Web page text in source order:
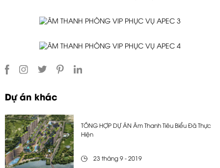
Dự án khác
TỔNG HỢP DỰ ÁN Âm Thanh Tiêu Biểu Đã Thực
Hiện
23 tháng 9 - 2019